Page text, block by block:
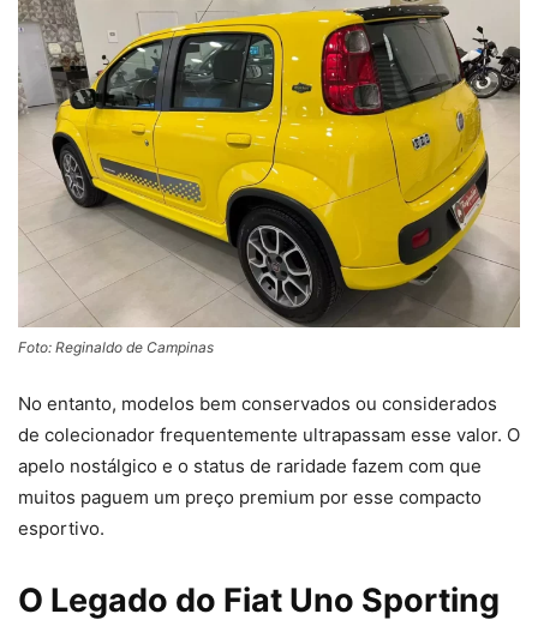
Foto: Reginaldo de Campinas
No entanto, modelos bem conservados ou considerados
de colecionador frequentemente ultrapassam esse valor. O
apelo nostálgico e o status de raridade fazem com que
muitos paguem um preço premium por esse compacto
esportivo.
O Legado do Fiat Uno Sporting